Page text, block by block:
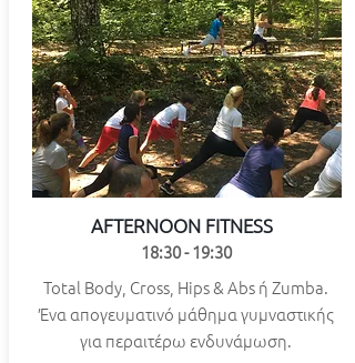
AFTERNOON FITNESS
18:30 - 19:30
Total Body, Cross, Hips & Abs ή Zumba.
Ένα απογευματινό μάθημα γυμναστικής
για περαιτέρω ενδυνάμωση.